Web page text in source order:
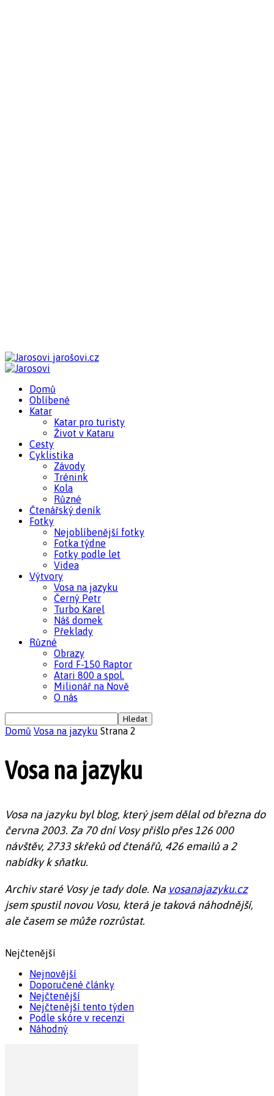
jarošovi.cz
Domů
Oblíbené
Katar
Katar pro turisty
Život v Kataru
Cesty
Cyklistika
Závody
Trénink
Kola
Různé
Čtenářský deník
Fotky
Nejoblíbenější fotky
Fotka týdne
Fotky podle let
Videa
Výtvory
Vosa na jazyku
Černý Petr
Turbo Karel
Náš domek
Překlady
Různé
Obrazy
Ford F-150 Raptor
Atari 800 a spol.
Milionář na Nově
O nás
Domů Vosa na jazyku Strana 2
Vosa na jazyku
Vosa na jazyku byl blog, který jsem dělal od března do
června 2003. Za 70 dní Vosy přišlo přes 126 000
návštěv, 2733 skřeků od čtenářů, 426 emailů a 2
nabídky k sňatku.
Archiv staré Vosy je tady dole. Na vosanajazyku.cz
jsem spustil novou Vosu, která je taková náhodnější,
ale časem se může rozrůstat.
Nejčtenější
Nejnovější
Doporučené články
Nejčtenější
Nejčtenější tento týden
Podle skóre v recenzi
Náhodný